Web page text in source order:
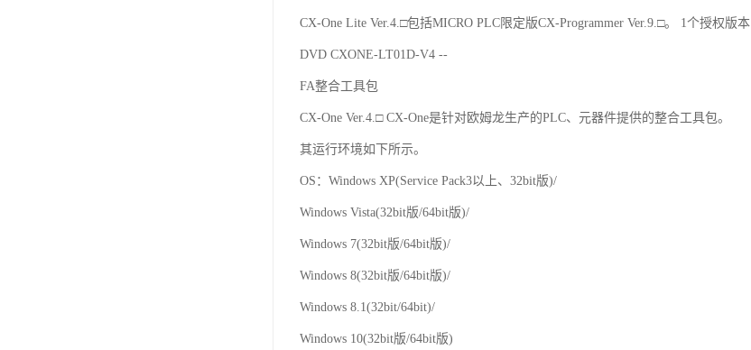
CX-One Lite Ver.4.□包括MICRO PLC限定版CX-Programmer Ver.9.□。 1个授权版本
DVD CXONE-LT01D-V4 --
FA整合工具包
CX-One Ver.4.□ CX-One是针对欧姆龙生产的PLC、元器件提供的整合工具包。
其运行环境如下所示。
OS：Windows XP(Service Pack3以上、32bit版)/
Windows Vista(32bit版/64bit版)/
Windows 7(32bit版/64bit版)/
Windows 8(32bit版/64bit版)/
Windows 8.1(32bit/64bit)/
Windows 10(32bit版/64bit版)